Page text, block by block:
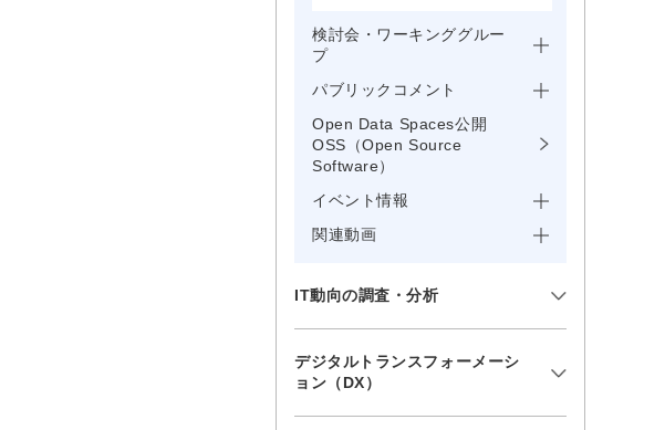
検討会・ワーキンググルー
プ
パブリックコメント
Open Data Spaces公開
OSS（Open Source
Software）
イベント情報
関連動画
IT動向の調査・分析
デジタルトランスフォーメーシ
ョン（DX）